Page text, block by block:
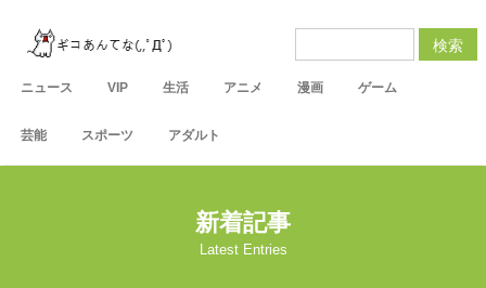
ニュース VIP 生活 アニメ 漫画 ゲーム
芸能 スポーツ アダルト
検索
新着記事
Latest Entries